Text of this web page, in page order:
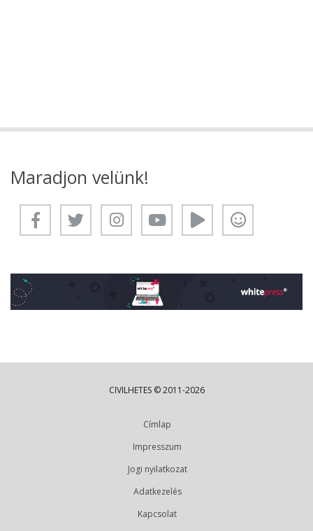
Maradjon velünk!
CIVILHETES © 2011-2026
Címlap
Impresszum
Jogi nyilatkozat
Adatkezelés
Kapcsolat